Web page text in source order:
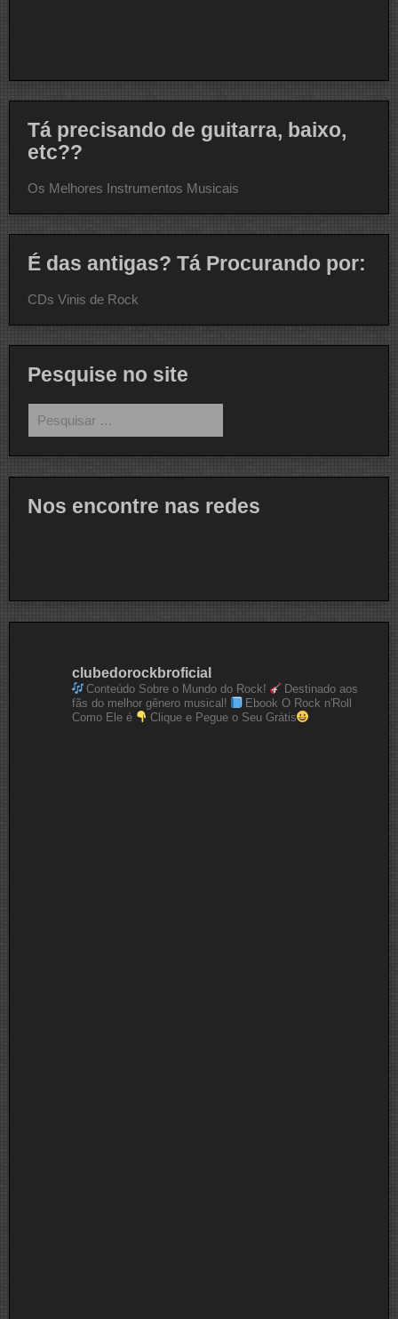
Tá precisando de guitarra, baixo,
etc??
Os Melhores Instrumentos Musicais
É das antigas? Tá Procurando por:
CDs Vinis de Rock
Pesquise no site
por:
Nos encontre nas redes
clubedorockbroficial
Conteúdo Sobre o Mundo do Rock!
Destinado aos
fãs do melhor gênero musical!
Ebook O Rock n'Roll
Como Ele é
Clique e Pegue o Seu Grátis